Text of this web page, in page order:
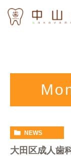
NEWS
大田区成人歯